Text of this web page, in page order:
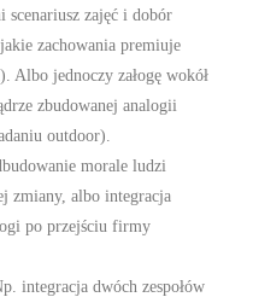
scenariusz zajęć i dobór
zachowania premiuje
Albo jednoczy załogę wokół
zbudowanej analogii
outdoor).
morale ludzi
zmiany, albo integracja
po przejściu firmy
integracja dwóch zespołów